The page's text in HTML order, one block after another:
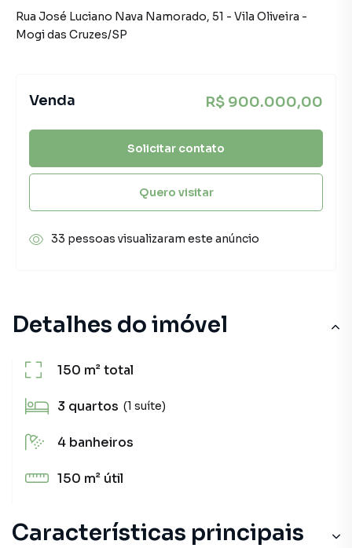
Detalhes do imóvel
150 m²total
3 quartos (1 suíte)
4 banheiros
150 m² útil
Características principais
Rua José Luciano Nava Namorado, 51 - Vila Oliveira -
Mogi das Cruzes/SP
Venda R$ 900.000,00
Solicitar contato
Quero visitar
33 pessoas visualizaram este anúncio